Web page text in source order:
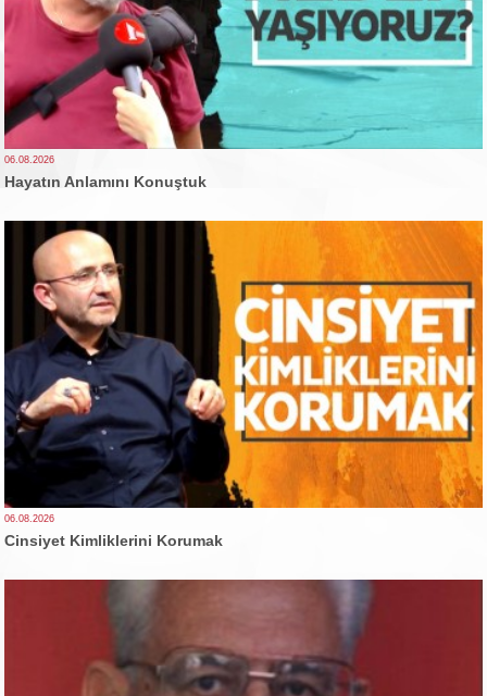
06.08.2026
Hayatın Anlamını Konuştuk
06.08.2026
Cinsiyet Kimliklerini Korumak